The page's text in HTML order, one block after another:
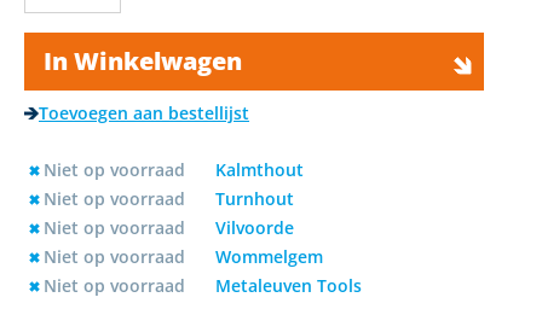
In Winkelwagen
Toevoegen aan bestellijst
Niet op voorraad
Kalmthout
Niet op voorraad
Turnhout
Niet op voorraad
Vilvoorde
Niet op voorraad
Wommelgem
Niet op voorraad
Metaleuven Tools